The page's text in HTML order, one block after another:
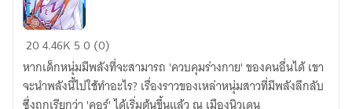
‘ความ
เคียดแค้น’
(จบ)
Fifty
Core
/
พลัง
204.46K 50 (0)
หากเด็กหนุ่มมีพลังที่จะสามารถ 'ควบคุมร่างกาย' ของคนอื่นได้ เขา
จะนำพลังนี้ไปใช้ทำอะไร? เรื่องราวของเหล่าหนุ่มสาวที่มีพลังลึกลับ